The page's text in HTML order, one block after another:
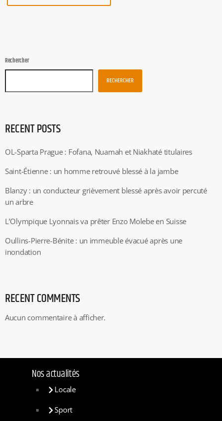
Rechercher
RECHERCHER
RECENT POSTS
OL-Sparta Prague : Fofana, Nuamah et Niakhaté titulaires
Saint-Étienne : un homme retrouvé blessé à la jambe
Blanzy : un conducteur grièvement blessé après avoir percuté
un arbre
L’Olympique Lyonnais va prêter Enzo Molebe en Suisse
Oullins-Pierre-Bénite : un immeuble évacué après une
inondation
RECENT COMMENTS
Aucun commentaire à afficher.
Nos actualités
Locale
Sport